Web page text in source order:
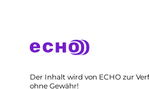
Der Inhalt wird von ECHO zur
ohne Gewähr!